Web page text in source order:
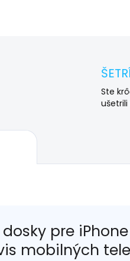
Ste
ušetrili
pre iPhone
mobilných